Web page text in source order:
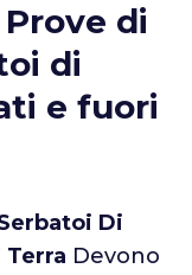
di
di
e fuori
Di
Terra Devono